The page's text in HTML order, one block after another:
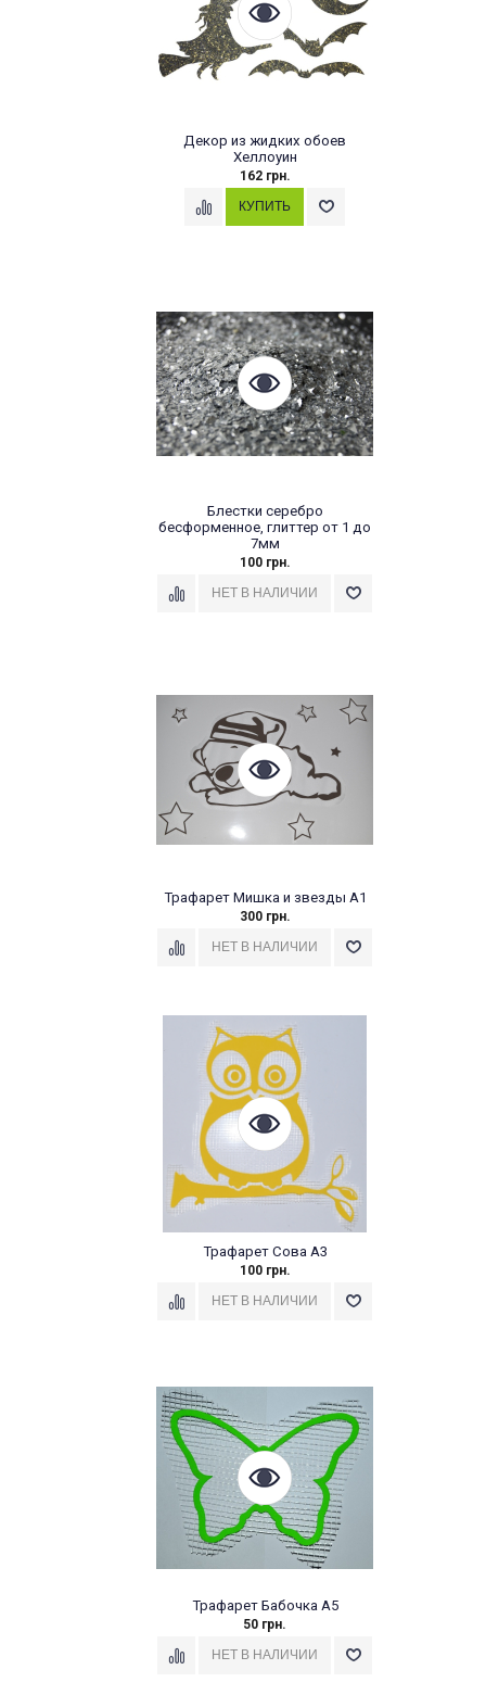
Декор из жидких обоев
Хеллоуин
162 грн.
Блестки серебро
бесформенное, глиттер от 1 до
7мм
100 грн.
Трафарет Мишка и звезды А1
300 грн.
Трафарет Сова А3
100 грн.
Трафарет Бабочка А5
50 грн.